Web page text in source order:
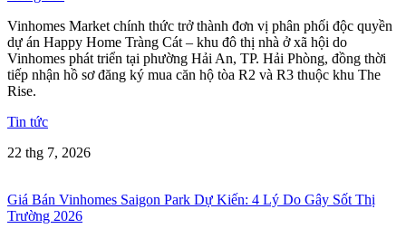
Vinhomes Market chính thức trở thành đơn vị phân phối độc quyền
dự án Happy Home Tràng Cát – khu đô thị nhà ở xã hội do
Vinhomes phát triển tại phường Hải An, TP. Hải Phòng, đồng thời
tiếp nhận hồ sơ đăng ký mua căn hộ tòa R2 và R3 thuộc khu The
Rise.
Tin tức
22 thg 7, 2026
Giá Bán Vinhomes Saigon Park Dự Kiến: 4 Lý Do Gây Sốt Thị
Trường 2026